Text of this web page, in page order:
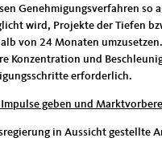
Genehmigungsverfahren so
wird, Projekte der Tiefen
von 24 Monaten
Konzentration und
erforderlich.
geben und
in Aussicht gestellte